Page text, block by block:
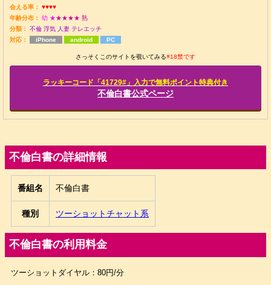
会える率：
♥♥♥♥
年齢分布： 幼 ★★★★★ 熟
分類： 不倫 浮気 人妻 テレエッチ
対応：
iPhone android PC
さっそくこのサイトを覗いてみる※18禁です
ラッキーコード「41729#」入力で無料ポイント特典付き
不倫白書公式ページ
不倫白書の詳細情報
番組名 不倫白書
種別 ツーショットチャット系
不倫白書の利用料金
ツーショットダイヤル：80円/分